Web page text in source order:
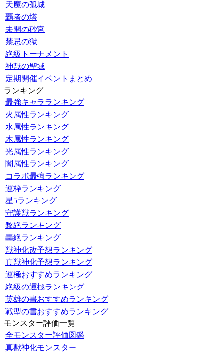
天魔の孤城
覇者の塔
未開の砂宮
禁忌の獄
絶級トーナメント
神獣の聖域
定期開催イベントまとめ
ランキング
最強キャラランキング
火属性ランキング
水属性ランキング
木属性ランキング
光属性ランキング
闇属性ランキング
コラボ最強ランキング
運枠ランキング
星5ランキング
守護獣ランキング
黎絶ランキング
轟絶ランキング
獣神化改予想ランキング
真獣神化予想ランキング
運極おすすめランキング
絶級の運極ランキング
英雄の書おすすめランキング
戦型の書おすすめランキング
モンスター評価一覧
全モンスター評価図鑑
真獣神化モンスター